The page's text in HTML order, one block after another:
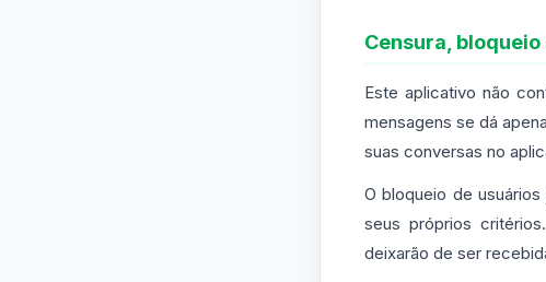
Censura,
Este aplicativo não
mensagens se dá
suas conversas no
O bloqueio de
seus próprios
deixarão de ser